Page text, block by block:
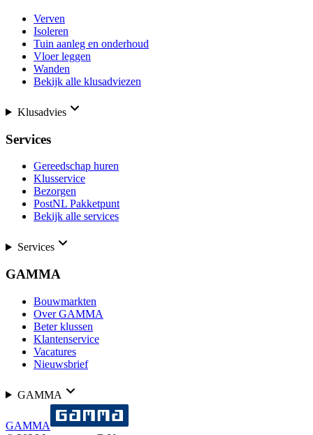
Verven
Isoleren
Tuin aanleg en onderhoud
Vloer leggen
Wanden
Bekijk alle klusadviezen
Klusadvies
Services
Gereedschap huren
Klusservice
Bezorgen
PostNL Pakketpunt
Bekijk alle services
Services
GAMMA
Bouwmarkten
Over GAMMA
Beter klussen
Klantenservice
Vacatures
Nieuwsbrief
GAMMA
GAMMA